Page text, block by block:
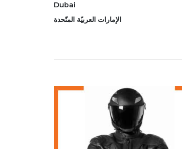
Dubai
الإمارات العربيّة المتّحدة